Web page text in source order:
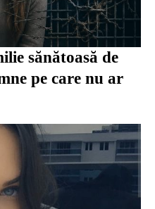
sănătoasă de
pe care nu ar